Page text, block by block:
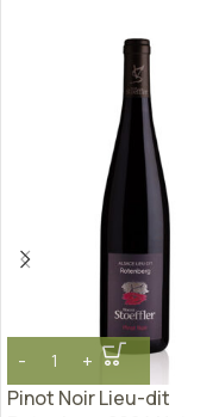
Pinot Noir Lieu-dit